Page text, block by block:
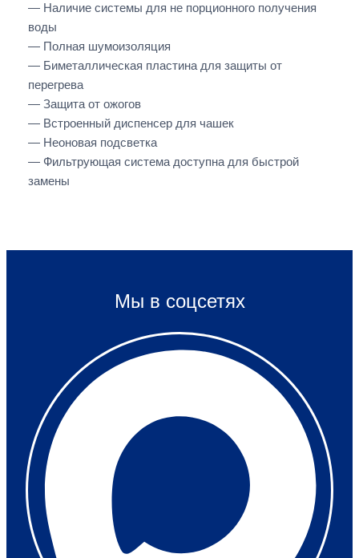
— Наличие системы для не порционного получения
воды
— Полная шумоизоляция
— Биметаллическая пластина для защиты от
перегрева
— Защита от ожогов
— Встроенный диспенсер для чашек
— Неоновая подсветка
— Фильтрующая система доступна для быстрой
замены
Мы в соцсетях